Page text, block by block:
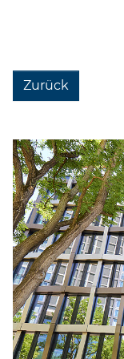
Zurück